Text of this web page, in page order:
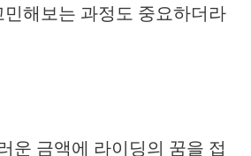
민해보는 과정도 중요하더라
운 금액에 라이딩의 꿈을 접